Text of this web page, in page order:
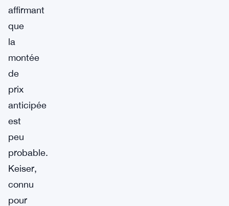
affirmant
que
la
montée
de
prix
anticipée
est
peu
probable.
Keiser,
connu
pour